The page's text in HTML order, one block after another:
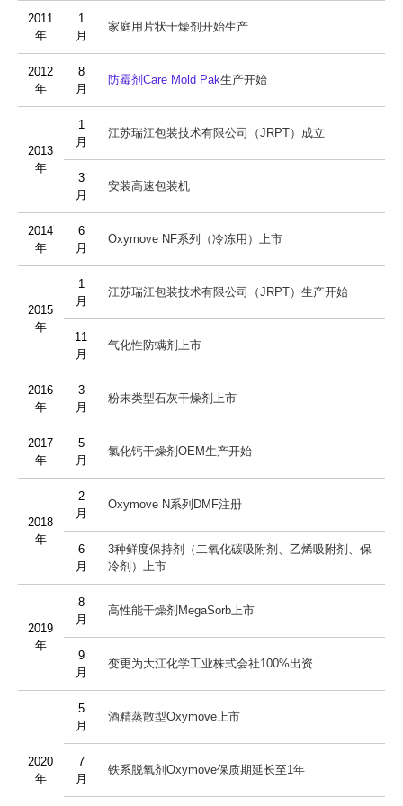
2011
年
1
月
家庭用片状干燥剂开始生产
2012
年
8
月
防霉剂Care Mold Pak生产开始
2013
年
1
月
江苏瑞江包装技术有限公司（JRPT）成立
3
月
安装高速包装机
2014
年
6
月
Oxymove NF系列（冷冻用）上市
2015
年
1
月
江苏瑞江包装技术有限公司（JRPT）生产开始
11
月
气化性防螨剂上市
2016
年
3
月
粉末类型石灰干燥剂上市
2017
年
5
月
氯化钙干燥剂OEM生产开始
2018
年
2
月
Oxymove N系列DMF注册
6
月
3种鲜度保持剂（二氧化碳吸附剂、乙烯吸附剂、保
冷剂）上市
2019
年
8
月
高性能干燥剂MegaSorb上市
9
月
变更为大江化学工业株式会社100%出资
2020
年
5
月
酒精蒸散型Oxymove上市
7
月
铁系脱氧剂Oxymove保质期延长至1年